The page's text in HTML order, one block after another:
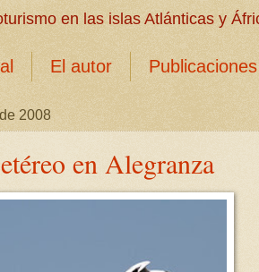
en las islas Atlánticas y
El autor Publicaciones
2008
en Alegranza